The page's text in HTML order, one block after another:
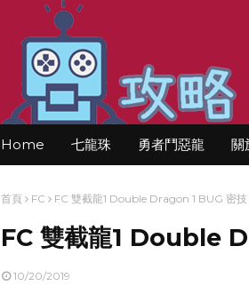
Home 七龍珠 勇者鬥惡龍 關
首頁 FC FC 雙截龍1 Double Dragon 1 BUG 密技
FC 雙截龍1 Double
10/20/2019